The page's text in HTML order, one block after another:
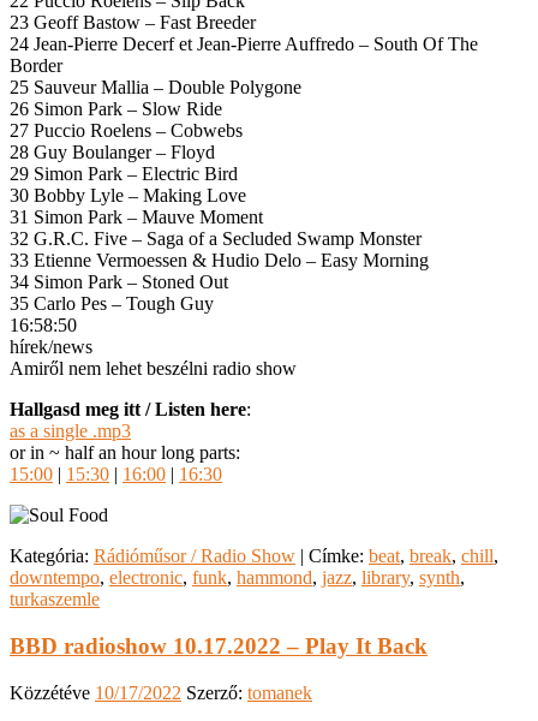
23 Geoff Bastow – Fast Breeder
24 Jean-Pierre Decerf et Jean-Pierre Auffredo – South Of The
Border
25 Sauveur Mallia – Double Polygone
26 Simon Park – Slow Ride
27 Puccio Roelens – Cobwebs
28 Guy Boulanger – Floyd
29 Simon Park – Electric Bird
30 Bobby Lyle – Making Love
31 Simon Park – Mauve Moment
32 G.R.C. Five – Saga of a Secluded Swamp Monster
33 Etienne Vermoessen & Hudio Delo – Easy Morning
34 Simon Park – Stoned Out
35 Carlo Pes – Tough Guy
16:58:50
hírek/news
Amiről nem lehet beszélni radio show
Hallgasd meg itt / Listen here:
as a single .mp3
or in ~ half an hour long parts:
15:00 | 15:30 | 16:00 | 16:30
Kategória: Rádióműsor / Radio Show | Címke: beat, break, chill,
downtempo, electronic, funk, hammond, jazz, library, synth,
turkaszemle
BBD radioshow 10.17.2022 – Play It Back
Közzétéve 10/17/2022 Szerző: tomanek